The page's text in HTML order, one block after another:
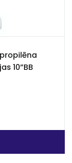
10”BB